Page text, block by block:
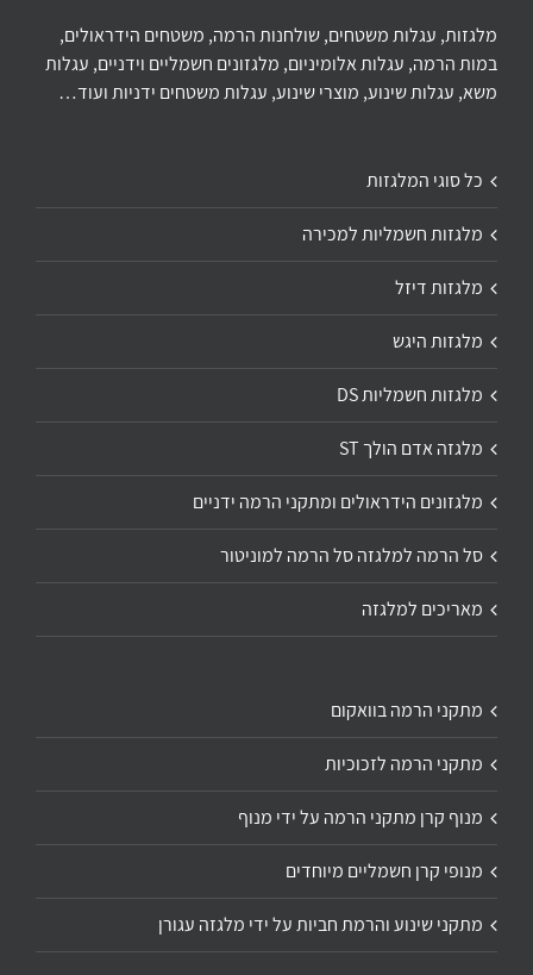
מלגזות, עגלות משטחים, שולחנות הרמה, משטחים הידראולים,
במות הרמה, עגלות אלומיניום, מלגזונים חשמליים וידניים, עגלות
משא, עגלות שינוע, מוצרי שינוע, עגלות משטחים ידניות ועוד…
כל סוגי המלגזות
מלגזות חשמליות למכירה
מלגזות דיזל
מלגזות היגש
מלגזות חשמליות DS
מלגזה אדם הולך ST
מלגזונים הידראולים ומתקני הרמה ידניים
סל הרמה למלגזה סל הרמה למוניטור
מאריכים למלגזה
מתקני הרמה בוואקום
מתקני הרמה לזכוכיות
מנוף קרן מתקני הרמה על ידי מנוף
מנופי קרן חשמליים מיוחדים
מתקני שינוע והרמת חביות על ידי מלגזה עגורן